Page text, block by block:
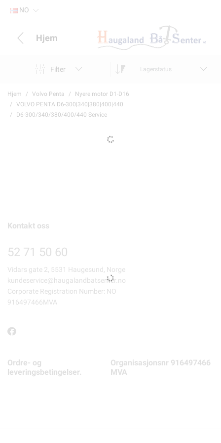
NO
Hjem
Filter Lagerstatus
Hjem Volvo Penta
Nyere motor D1-D16
VOLVO PENTA D6-300|340|380|400|440
D6-300/340/380/400/440 Service
Kontakt oss
52 71 50 60
Vidars gate 2, 5531 Haugesund, Norge
kundeservice@haugalandbatsenter.no
Corporate Registration Number: NO
916497466MVA
Ordre- og
leveringsbetingelser.
Organisasjonsnr 916497466
MVA